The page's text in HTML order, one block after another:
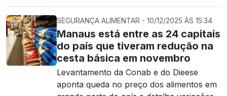
SEGURANÇA ALIMENTAR - 10/12/2025 ÀS 15:34
Manaus está entre as 24 capitais
do país que tiveram redução na
cesta básica em novembro
Levantamento da Conab e do Dieese
aponta queda no preço dos alimentos em